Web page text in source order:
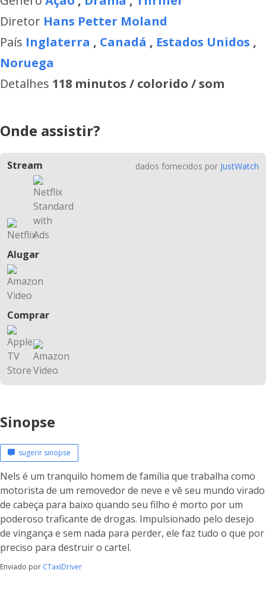
Diretor Hans Petter Moland
País Inglaterra , Canadá , Estados Unidos ,
Noruega
Detalhes 118 minutos / colorido / som
Onde assistir?
Stream
Alugar
Comprar
dados fornecidos por JustWatch
Sinopse
sugerir sinopse
Nels é um tranquilo homem de família que trabalha como
motorista de um removedor de neve e vê seu mundo virado
de cabeça para baixo quando seu filho é morto por um
poderoso traficante de drogas. Impulsionado pelo desejo
de vingança e sem nada para perder, ele faz tudo o que por
preciso para destruir o cartel.
Enviado por CTaxiDriver